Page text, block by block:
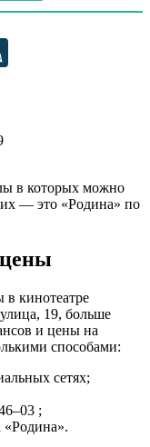
в которых можно
— это «Родина» по
в кинотеатре
19, больше
и цены на
способами:
сетях;
;
«Родина».